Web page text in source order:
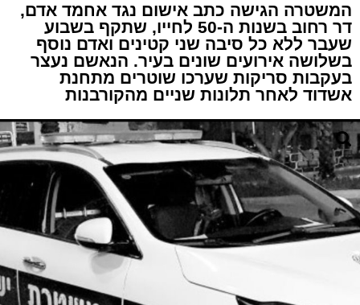
המשטרה הגישה כתב אישום נגד אחמד אדם,
דר רחוב בשנות ה-50 לחייו, שתקף בשבוע
שעבר ללא כל סיבה שני קטינים ואדם נוסף
בשלושה אירועים שונים בעיר. הנאשם נעצר
בעקבות סריקות שערכו שוטרים מתחנת
אשדוד לאחר תלונות שניים מהקורבנות